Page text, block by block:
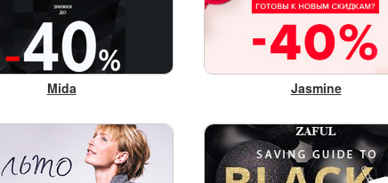
Mida Jasmine